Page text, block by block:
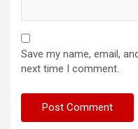
Save my name, email,
next time I comment.